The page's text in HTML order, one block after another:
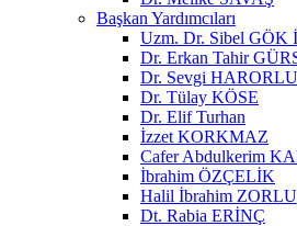
Başkan Yardımcıları
Uzm. Dr. Sibel
Dr. Erkan Tahir
Dr. Sevgi HARORLU
Dr. Tülay KÖSE
Dr. Elif Turhan
İzzet KORKMAZ
Cafer Abdulkerim
İbrahim ÖZÇELİK
Halil İbrahim ZORLU
Dt. Rabia ERİNÇ